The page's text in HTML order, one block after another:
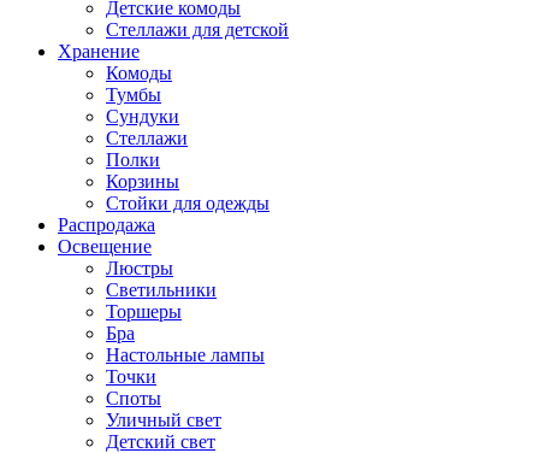
Детские комоды
Стеллажи для детской
Хранение
Комоды
Тумбы
Сундуки
Стеллажи
Полки
Корзины
Стойки для одежды
Распродажа
Освещение
Люстры
Светильники
Торшеры
Бра
Настольные лампы
Точки
Споты
Уличный свет
Детский свет